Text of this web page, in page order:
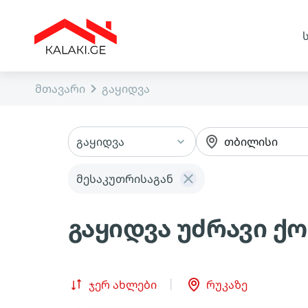
მთავარი გაყიდვა
გაყიდვა თბილისი
მესაკუთრისაგან
გაყიდვა უძრავი
ჯერ ახლები რუკაზე